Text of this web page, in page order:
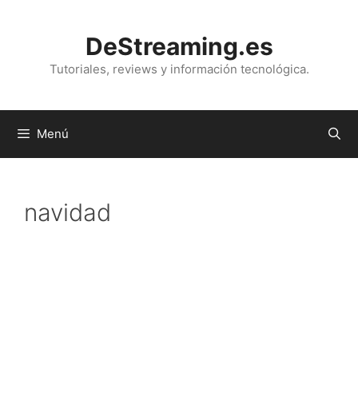
DeStreaming.es
Tutoriales, reviews y información tecnológica.
Menú
navidad